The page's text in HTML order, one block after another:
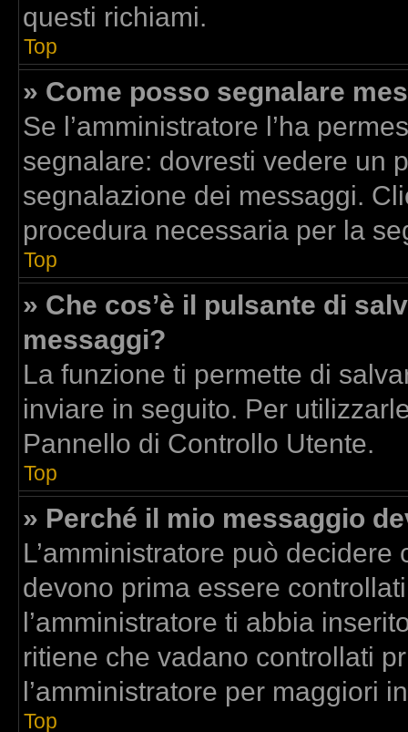
questi richiami.
Top
» Come posso segnalare
Se l’amministratore l’ha
segnalare: dovresti vedere un
segnalazione dei messaggi.
procedura necessaria per la
Top
» Che cos’è il pulsante di
messaggi?
La funzione ti permette di
inviare in seguito. Per
Pannello di Controllo Utente.
Top
» Perché il mio messaggio
L’amministratore può
devono prima essere
l’amministratore ti abbia
ritiene che vadano controllati
l’amministratore per maggiori
Top